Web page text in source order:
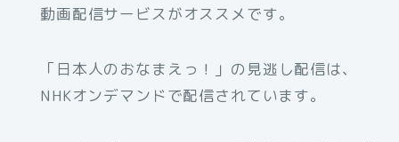
動画配信サービスがオススメです。
「日本人のおなまえっ！」の見逃し配信は、
NHKオンデマンドで配信されています。